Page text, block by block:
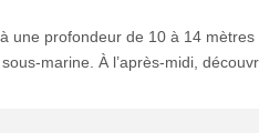
une profondeur de 10 à 14
marine. À l’après-midi,